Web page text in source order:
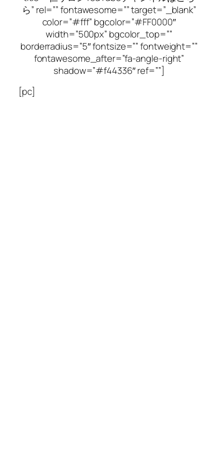
ら” rel=”” fontawesome=”” target=”_blank”
color=”#fff” bgcolor=”#FF0000″
width=”500px” bgcolor_top=””
borderradius=”5″ fontsize=”” fontweight=””
fontawesome_after=”fa-angle-right”
shadow=”#f44336″ ref=””]
[pc]